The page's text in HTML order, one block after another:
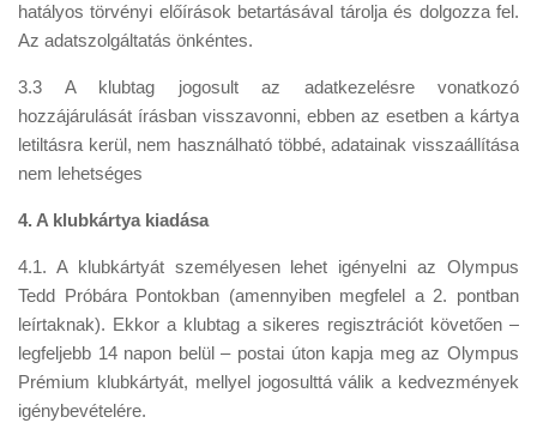
hatályos törvényi előírások betartásával tárolja és dolgozza fel.
Az adatszolgáltatás önkéntes.
3.3 A klubtag jogosult az adatkezelésre vonatkozó
hozzájárulását írásban visszavonni, ebben az esetben a kártya
letiltásra kerül, nem használható többé, adatainak visszaállítása
nem lehetséges
4. A klubkártya kiadása
4.1. A klubkártyát személyesen lehet igényelni az Olympus
Tedd Próbára Pontokban (amennyiben megfelel a 2. pontban
leírtaknak). Ekkor a klubtag a sikeres regisztrációt követően –
legfeljebb 14 napon belül – postai úton kapja meg az Olympus
Prémium klubkártyát, mellyel jogosulttá válik a kedvezmények
igénybevételére.